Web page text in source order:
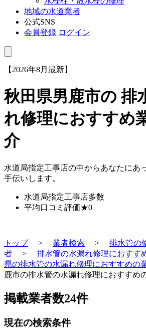
地域の水道業者
公式SNS
会員登録 ログイン
【2026年8月最新】
秋田県男鹿市の 排
れ修理におすすめ
介
水道局指定工事店の中からあなたにあ
手伝いします。
水道局指定工事店多数
平均口コミ評価★0
トップ> 業者検索 > 排水管の
者 > 排水管の水漏れ修理におすす
県の排水管の水漏れ修理におすすめの
鹿市の排水管の水漏れ修理におすすめ
掲載業者数24件
現在の検索条件